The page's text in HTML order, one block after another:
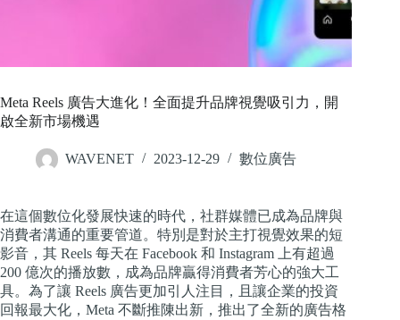
Meta Reels 廣告大進化！全面提升品牌視覺吸引力，開
啟全新市場機遇
WAVENET 2023-12-29 數位廣告
在這個數位化發展快速的時代，社群媒體已成為品牌與
消費者溝通的重要管道。特別是對於主打視覺效果的短
影音，其 Reels 每天在 Facebook 和 Instagram 上有超過
200 億次的播放數，成為品牌贏得消費者芳心的強大工
具。為了讓 Reels 廣告更加引人注目，且讓企業的投資
回報最大化，Meta 不斷推陳出新，推出了全新的廣告格